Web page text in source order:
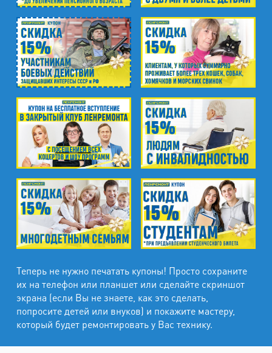
Теперь не нужно печатать купоны! Просто сохраните
их на телефон или планшет или сделайте скриншот
экрана (если Вы не знаете, как это сделать,
попросите детей или внуков) и покажите мастеру,
который будет ремонтировать у Вас технику.